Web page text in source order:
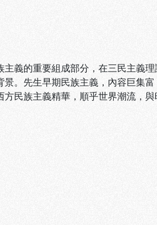
的重要組成部分，在三民主義
。先生早期民族主義，內容巨集
民族主義精華，順乎世界潮流，